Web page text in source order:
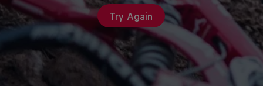
Try Again